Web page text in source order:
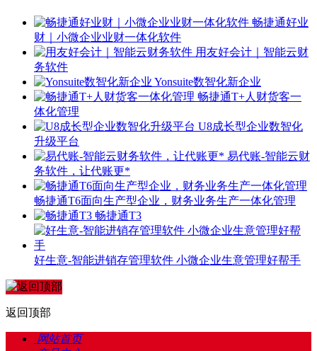
畅捷通好业
财｜小微企业业财一体化软件
用友好会计｜智能云财
务软件
Yonsuite数智化新企业
畅捷通T+人财货客一
体化管理
U8成长型企业数智化
升级平台
易代账-智能云财
务软件，让代账更*
畅捷通T6面向生产型企业，财务业务生产一体化管理
畅捷通T3
好生意-智能进销存管理软件 小微企业生意管理好帮手
返回顶部
网站首页